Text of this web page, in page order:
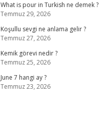
What is pour in Turkish ne demek ?
Temmuz 29, 2026
Koşullu sevgi ne anlama gelir ?
Temmuz 27, 2026
Kemik görevi nedir ?
Temmuz 25, 2026
June 7 hangi ay ?
Temmuz 23, 2026